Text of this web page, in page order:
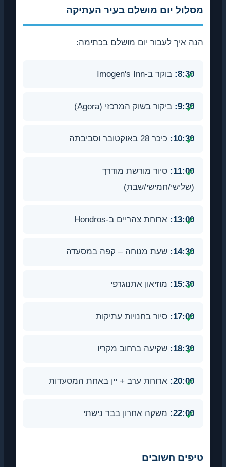
מסלול יום מושלם בעיר העתיקה
הנה איך לעבור יום מושלם בכתימה:
8:30: בוקר ב-Imogen's Inn
9:30: ביקור בשוק המרכזי (Agora)
10:30: כיכר 28 באוקטובר וסביבתה
11:00:
סיור מורשת מודרך
(שלישי/חמישי/שבת)
13:00: ארוחת צהריים ב-Hondros
14:30: שעת מנוחה – קפה במסעדה
15:30: מוזיאון אתנוגרפי
17:00: סיור בחנויות עתיקות
18:30: שקיעה ברחוב מקריו
20:00: ארוחת ערב + יין באחת המסעדות
22:00: משקה אחרון בבר נישתי
טיפים חשובים